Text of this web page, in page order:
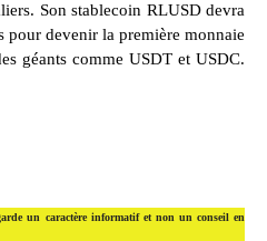
Son stablecoin RLUSD devra
pour devenir la première monnaie
géants comme USDT et USDC.
un caractère informatif et non un conseil en